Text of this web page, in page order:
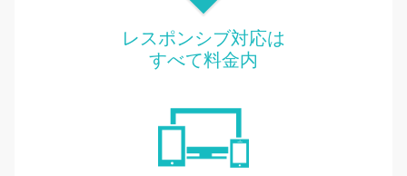
レスポンシブ対応は
すべて料金内